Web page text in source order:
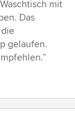
mit
Das
gelaufen.